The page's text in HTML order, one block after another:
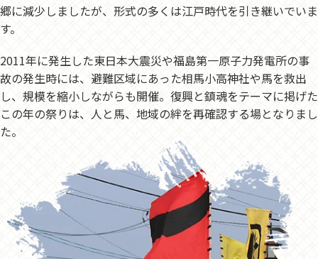
郷に減少しましたが、形式の多くは江戸時代を引き継いでいま
す。
2011年に発生した東日本大震災や福島第一原子力発電所の事
故の発生時には、避難区域にあった相馬小高神社や馬を救出
し、規模を縮小しながらも開催。復興と鎮魂をテーマに掲げた
この年の祭りは、人と馬、地域の絆を再確認する場となりまし
た。